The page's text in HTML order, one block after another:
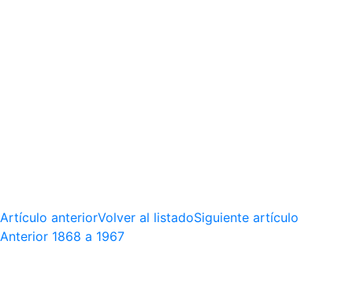
Artículo anteriorVolver al listadoSiguiente artículo
Anterior 1868 a 1967